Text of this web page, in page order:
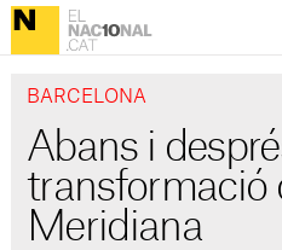
BARCELONA
Abans i
transformació
Meridiana